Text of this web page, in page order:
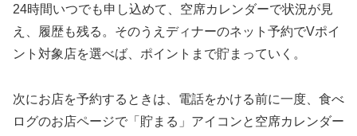
24時間いつでも申し込めて、空席カレンダーで状況が見
え、履歴も残る。そのうえディナーのネット予約でVポイ
ント対象店を選べば、ポイントまで貯まっていく。
次にお店を予約するときは、電話をかける前に一度、食べ
ログのお店ページで「貯まる」アイコンと空席カレンダー